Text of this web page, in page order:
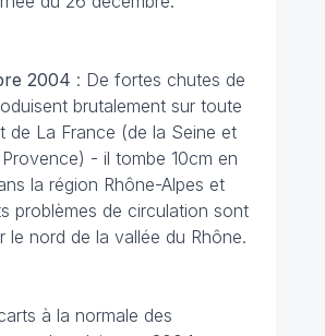
2004 : De fortes chutes de
brutalement sur toute
de La France (de la Seine et
- il tombe 10cm en
la région Rhône-Alpes et
problèmes de circulation sont
le nord de la vallée du Rhône.
à la normale des